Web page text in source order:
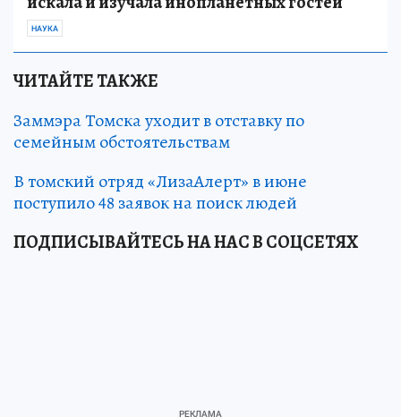
НАУКА
ЧИТАЙТЕ ТАКЖЕ
Заммэра Томска уходит в отставку по
семейным обстоятельствам
В томский отряд «ЛизаАлерт» в июне
поступило 48 заявок на поиск людей
ПОДПИСЫВАЙТЕСЬ НА НАС В СОЦСЕТЯХ